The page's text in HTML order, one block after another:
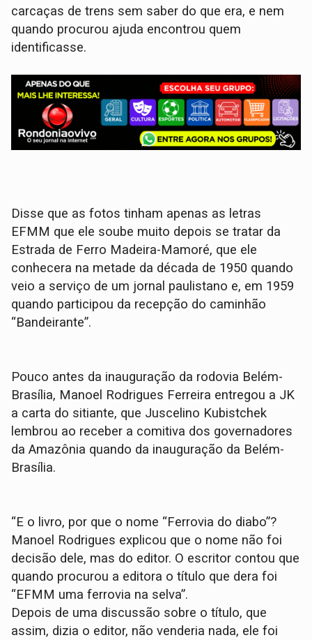
carcaças de trens sem saber do que era, e nem
quando procurou ajuda encontrou quem
identificasse.
Disse que as fotos tinham apenas as letras
EFMM que ele soube muito depois se tratar da
Estrada de Ferro Madeira-Mamoré, que ele
conhecera na metade da década de 1950 quando
veio a serviço de um jornal paulistano e, em 1959
quando participou da recepção do caminhão
“Bandeirante”.
Pouco antes da inauguração da rodovia Belém-
Brasília, Manoel Rodrigues Ferreira entregou a JK
a carta do sitiante, que Juscelino Kubistchek
lembrou ao receber a comitiva dos governadores
da Amazônia quando da inauguração da Belém-
Brasília.
“E o livro, por que o nome “Ferrovia do diabo”?
Manoel Rodrigues explicou que o nome não foi
decisão dele, mas do editor. O escritor contou que
quando procurou a editora o título que dera foi
“EFMM uma ferrovia na selva”.
Depois de uma discussão sobre o título, que
assim, dizia o editor, não venderia nada, ele foi